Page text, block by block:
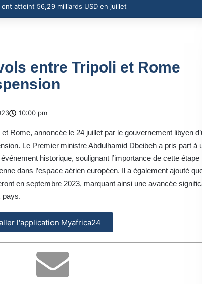
atteint 56,29 milliards USD en juillet
entre Tripoli et Rome
10:00 pm
Rome, annoncée le 24 juillet par le gouvernement libyen
Le Premier ministre Abdulhamid Dbeibeh a pris part à
historique, soulignant l’importance de cette étape
dans l’espace aérien européen. Il a également ajouté
en septembre 2023, marquant ainsi une avancée
pays.
l'application Myafrica24